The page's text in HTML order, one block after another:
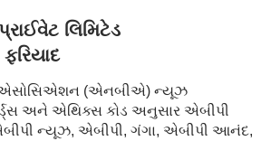
લિમિટેડ
એસોસિએશન (એનબીએ) ન્યૂઝ
અને એથિક્સ કોડ અનુસાર એબીપી
એબીપી ન્યૂઝ, એબીપી, ગંગા, એબીપી આનંદ,